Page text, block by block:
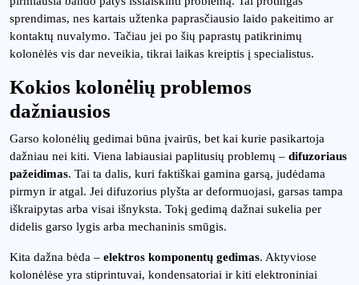
sprendimas, nes kartais užtenka paprasčiausio laido pakeitimo ar
kontaktų nuvalymo. Tačiau jei po šių paprastų patikrinimų
kolonėlės vis dar neveikia, tikrai laikas kreiptis į specialistus.
Kokios kolonėlių problemos
dažniausios
Garso kolonėlių gedimai būna įvairūs, bet kai kurie pasikartoja
dažniau nei kiti. Viena labiausiai paplitusių problemų – difuzoriaus
pažeidimas. Tai ta dalis, kuri faktiškai gamina garsą, judėdama
pirmyn ir atgal. Jei difuzorius plyšta ar deformuojasi, garsas tampa
iškraipytas arba visai išnyksta. Tokį gedimą dažnai sukelia per
didelis garso lygis arba mechaninis smūgis.
Kita dažna bėda – elektros komponentų gedimas. Aktyviose
kolonėlėse yra stiprintuvai, kondensatoriai ir kiti elektroniniai